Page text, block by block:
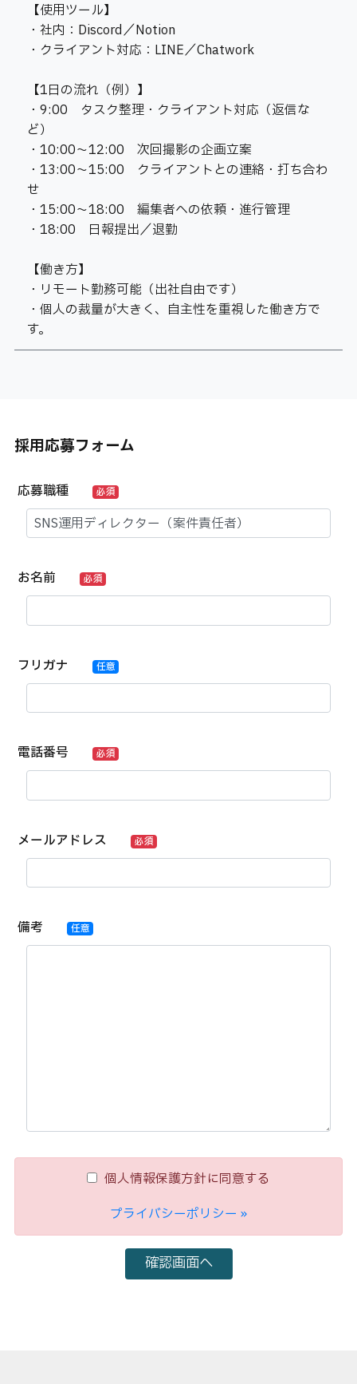
【使用ツール】
・社内：Discord／Notion
・クライアント対応：LINE／Chatwork
【1日の流れ（例）】
・9:00 タスク整理・クライアント対応（返信な
ど）
・10:00〜12:00 次回撮影の企画立案
・13:00〜15:00 クライアントとの連絡・打ち合わ
せ
・15:00〜18:00 編集者への依頼・進行管理
・18:00 日報提出／退勤
【働き方】
・リモート勤務可能（出社自由です）
・個人の裁量が大きく、自主性を重視した働き方で
す。
採用応募フォーム
応募職種 必須
お名前 必須
フリガナ 任意
電話番号 必須
メールアドレス 必須
備考 任意
個人情報保護方針に同意する
プライバシーポリシー »
確認画面へ